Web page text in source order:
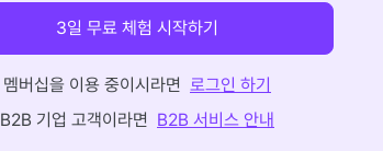
3일 무료 체험 시작하기
멤버십을 이용 중이시라면 로그인 하기
B2B 기업 고객이라면 B2B 서비스 안내